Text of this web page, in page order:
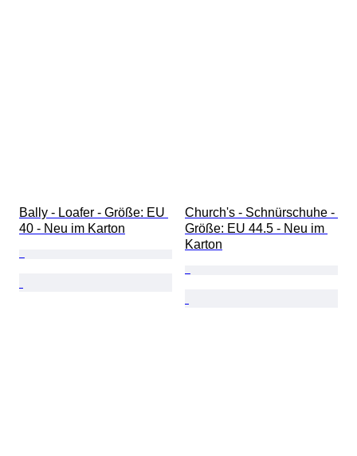
Bally - Loafer - Größe: EU
40 - Neu im Karton
Church's - Schnürschuhe -
Größe: EU 44.5 - Neu im
Karton